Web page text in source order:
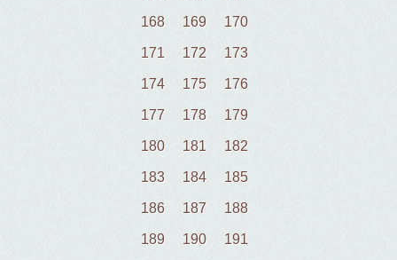
168 169 170
171 172 173
174 175 176
177 178 179
180 181 182
183 184 185
186 187 188
189 190 191